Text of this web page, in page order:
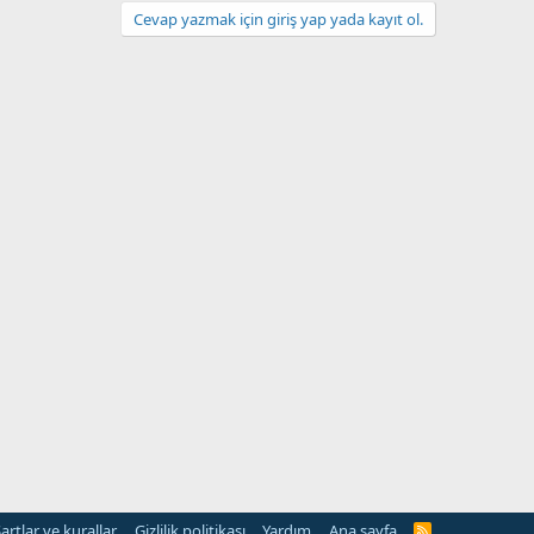
Cevap yazmak için giriş yap yada kayıt ol.
R